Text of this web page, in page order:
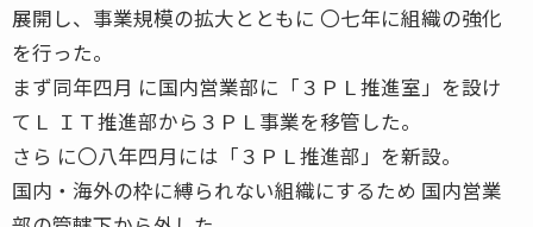
展開し、事業規模の拡大とともに 〇七年に組織の強化
を行った。
まず同年四月 に国内営業部に「３ＰＬ推進室」を設け
てＬ ＩＴ推進部から３ＰＬ事業を移管した。
さら に〇八年四月には「３ＰＬ推進部」を新設。
国内・海外の枠に縛られない組織にするため 国内営業